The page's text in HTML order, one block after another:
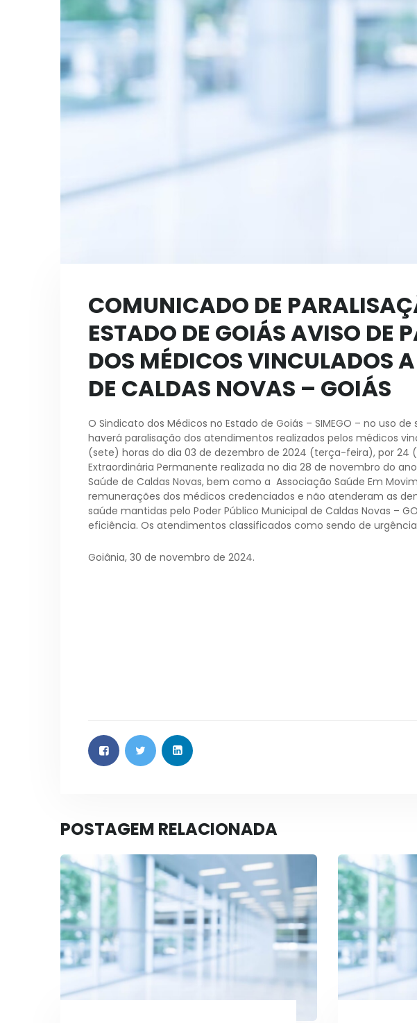
COMUNICADO DE
ESTADO DE GOIÁS AVISO DE
DOS MÉDICOS VINCULADOS
DE CALDAS NOVAS – GOIÁS
O Sindicato dos Médicos no Estado de Goiás – SIMEGO – no uso
haverá paralisação dos atendimentos realizados pelos médicos
(sete) horas do dia 03 de dezembro de 2024 (terça-feira), por
Extraordinária Permanente realizada no dia 28 de novembro do
Saúde de Caldas Novas, bem como a Associação Saúde Em
remunerações dos médicos credenciados e não atenderam as
saúde mantidas pelo Poder Público Municipal de Caldas Novas –
eficiência. Os atendimentos classificados como sendo de
Goiânia, 30 de novembro de 2024.
POSTAGEM RELACIONADA